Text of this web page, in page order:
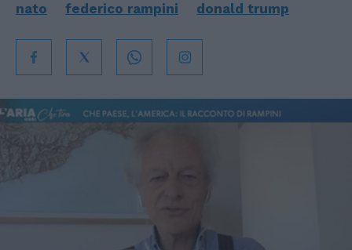
nato federico rampini donald trump